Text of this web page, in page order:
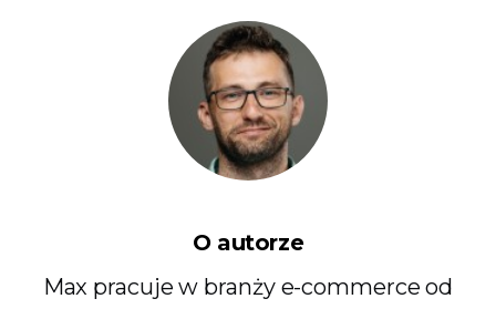
O autorze
Max pracuje w branży e-commerce od